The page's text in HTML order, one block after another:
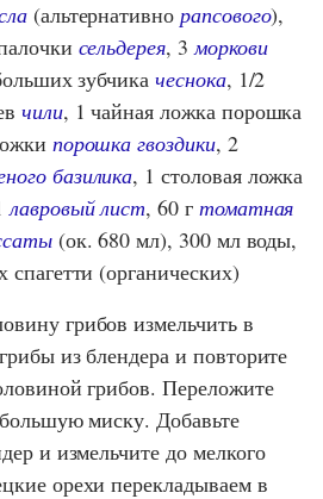
(альтернативно рапсового),
сельдерея, 3 моркови
зубчикачеснока, 1/2
чили, 1 чайная ложка порошка
порошка гвоздики, 2
базилика, 1 столовая ложка
лавровый лист, 60 г томатная
(ок. 680 мл), 300 мл воды,
спагетти (органических)
грибов измельчить в
из блендера и повторите
грибов. Переложите
миску. Добавьте
и измельчите до мелкого
орехи перекладываем в